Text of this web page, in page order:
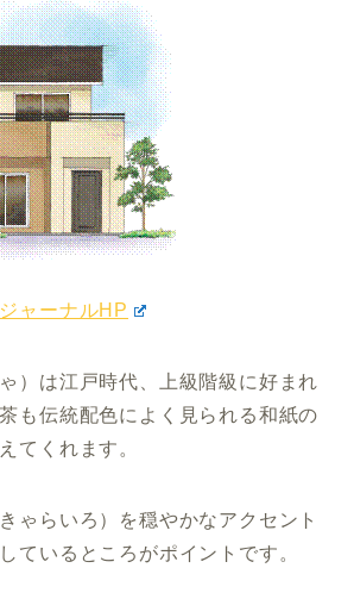
ャーナルHP
）は江戸時代、上級階級に好まれ
も伝統配色によく見られる和紙の
てくれます。
ゃらいろ）を穏やかなアクセント
ているところがポイントです。